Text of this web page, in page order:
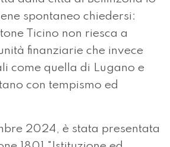
spontaneo chiedersi:
Ticino non riesca a
finanziarie che invece
come quella di Lugano e
con tempismo ed
2024, è stata presentata